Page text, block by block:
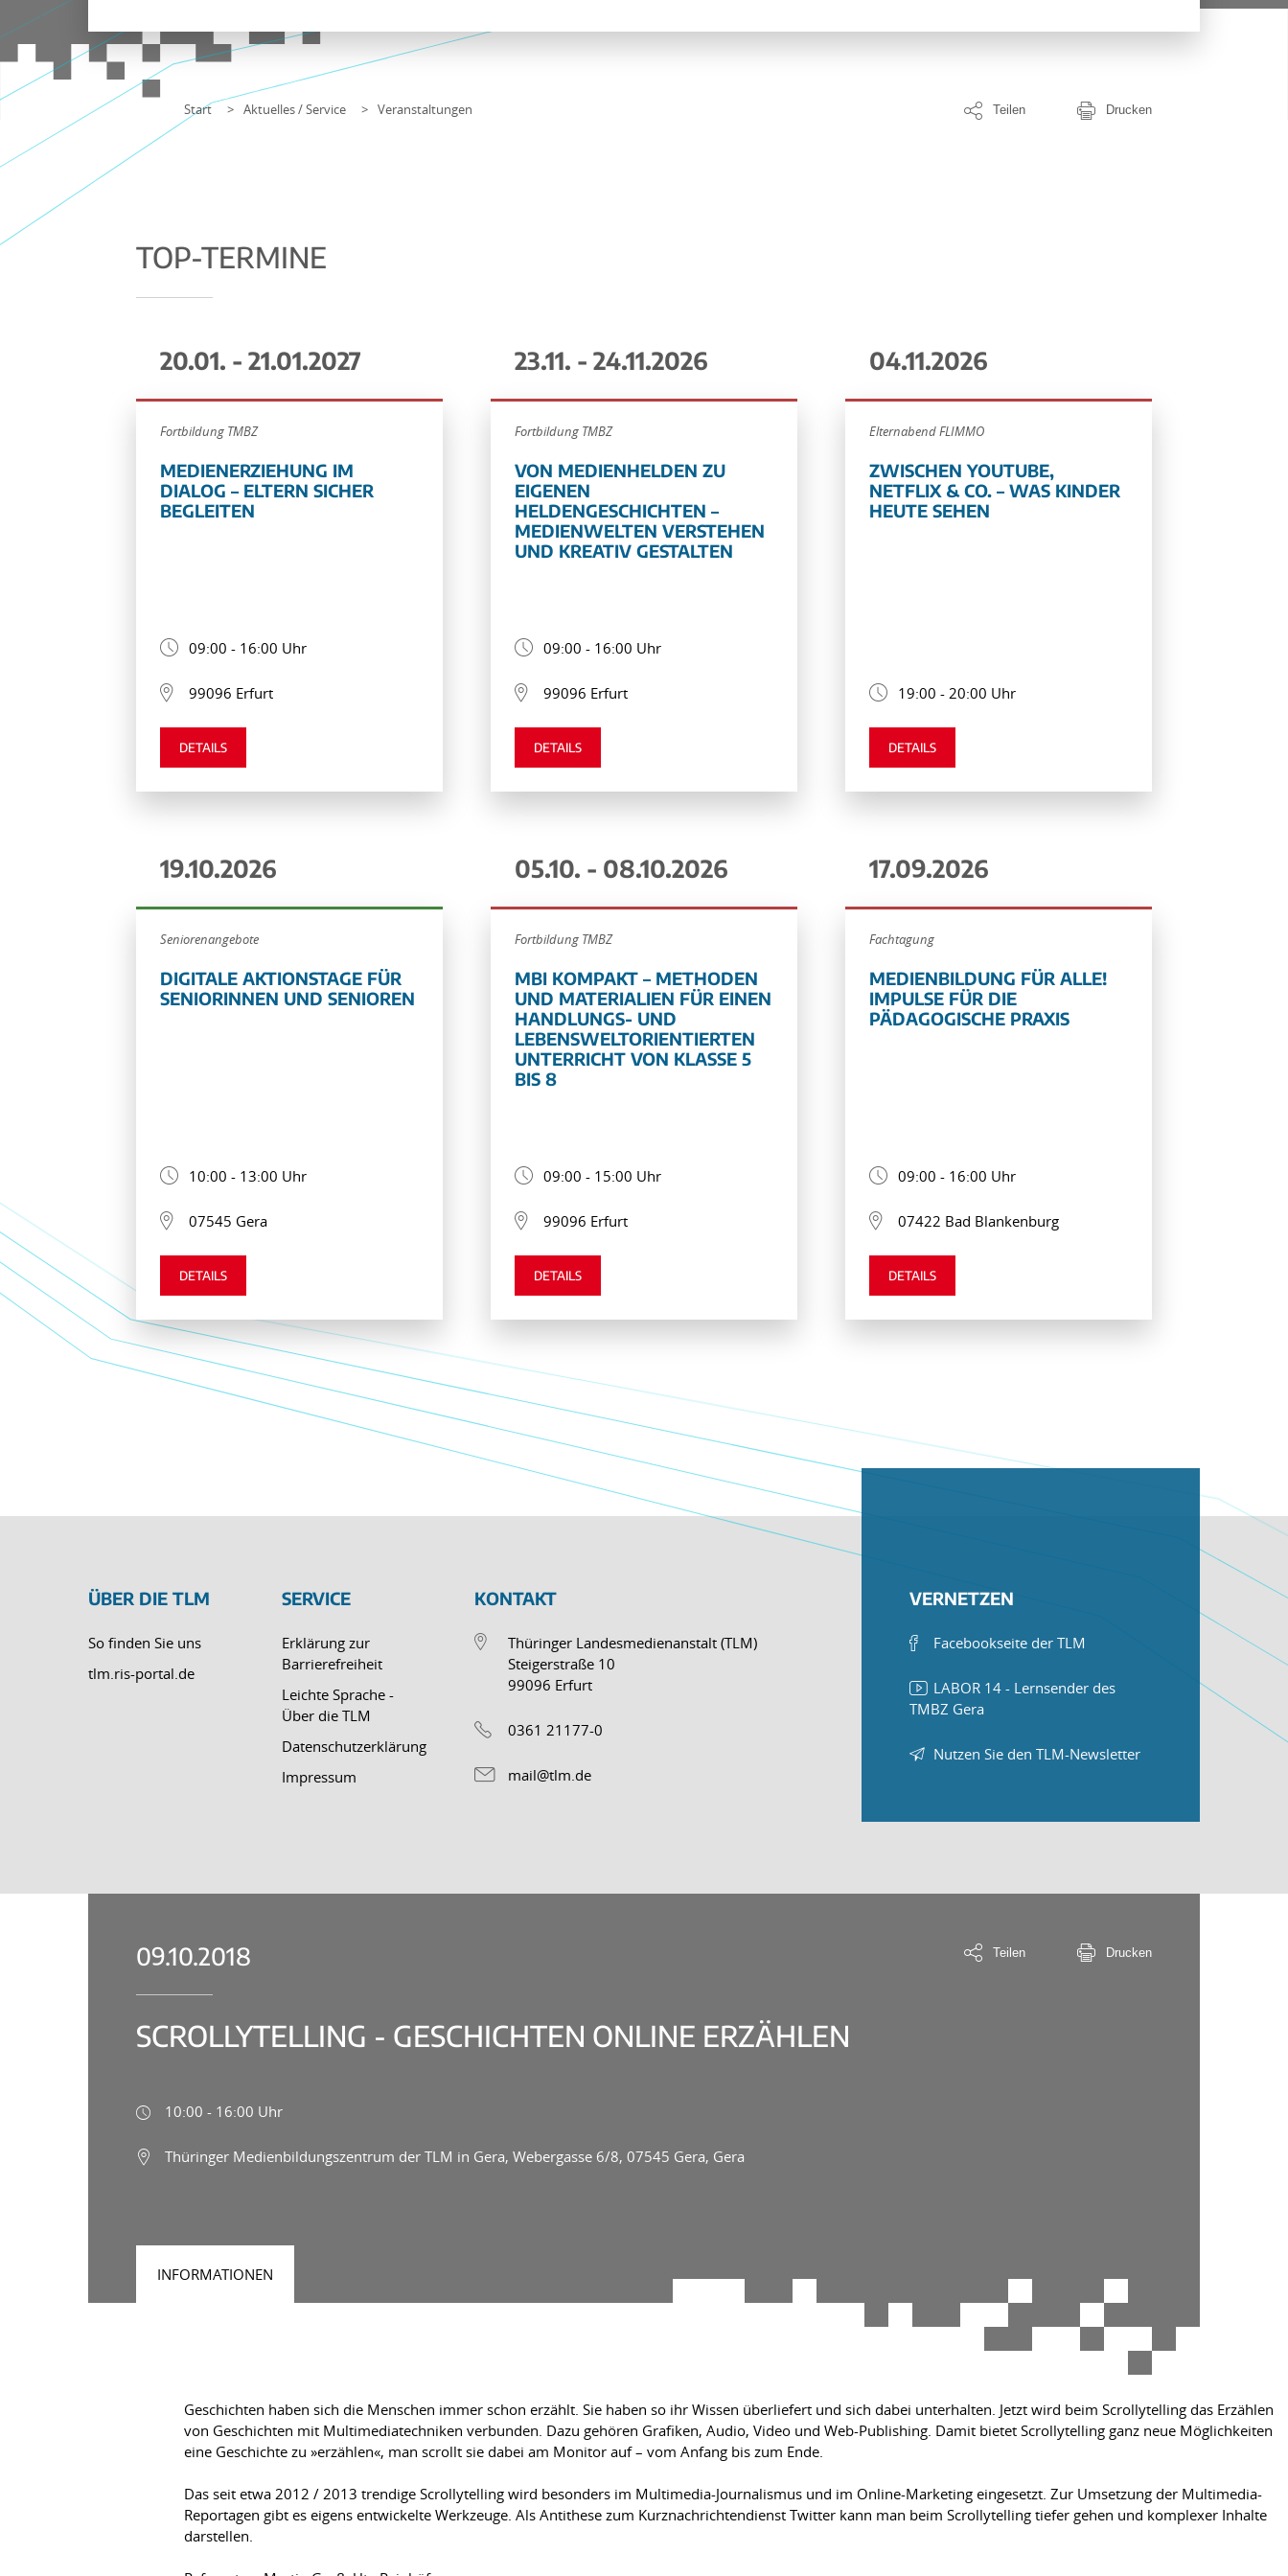
Start Aktuelles / Service Veranstaltungen Teilen Drucken
TOP-TERMINE
20.01. - 21.01.2027
Fortbildung TMBZ
MEDIENERZIEHUNG IM
DIALOG – ELTERN SICHER
BEGLEITEN
09:00 - 16:00 Uhr
99096 Erfurt
DETAILS
23.11. - 24.11.2026
Fortbildung TMBZ
VON MEDIENHELDEN ZU
EIGENEN
HELDENGESCHICHTEN –
MEDIENWELTEN VERSTEHEN
UND KREATIV GESTALTEN
09:00 - 16:00 Uhr
99096 Erfurt
DETAILS
04.11.2026
Elternabend FLIMMO
ZWISCHEN YOUTUBE,
NETFLIX & CO. – WAS KINDER
HEUTE SEHEN
19:00 - 20:00 Uhr
DETAILS
19.10.2026
Seniorenangebote
DIGITALE AKTIONSTAGE FÜR
SENIORINNEN UND SENIOREN
10:00 - 13:00 Uhr
07545 Gera
DETAILS
05.10. - 08.10.2026
Fortbildung TMBZ
MBI KOMPAKT – METHODEN
UND MATERIALIEN FÜR EINEN
HANDLUNGS- UND
LEBENSWELTORIENTIERTEN
UNTERRICHT VON KLASSE 5
BIS 8
09:00 - 15:00 Uhr
99096 Erfurt
DETAILS
17.09.2026
Fachtagung
MEDIENBILDUNG FÜR ALLE!
IMPULSE FÜR DIE
PÄDAGOGISCHE PRAXIS
09:00 - 16:00 Uhr
07422 Bad Blankenburg
DETAILS
ÜBER DIE TLM
So finden Sie uns
tlm.ris-portal.de
SERVICE
Erklärung zur
Barrierefreiheit
Leichte Sprache -
Über die TLM
Datenschutzerklärung
Impressum
KONTAKT
Thüringer Landesmedienanstalt (TLM)
Steigerstraße 10
99096 Erfurt
0361 21177-0
mail@tlm.de
VERNETZEN
Facebookseite der TLM
LABOR 14 - Lernsender des
TMBZ Gera
Nutzen Sie den TLM-Newsletter
09.10.2018 Teilen Drucken
SCROLLYTELLING - GESCHICHTEN ONLINE ERZÄHLEN
10:00 - 16:00 Uhr
Thüringer Medienbildungszentrum der TLM in Gera, Webergasse 6/8, 07545 Gera, Gera
INFORMATIONEN
Geschichten haben sich die Menschen immer schon erzählt. Sie haben so ihr Wissen überliefert und sich dabei unterhalten. Jetzt wird beim Scrollytelling das Erzählen
von Geschichten mit Multimediatechniken verbunden. Dazu gehören Grafiken, Audio, Video und Web-Publishing. Damit bietet Scrollytelling ganz neue Möglichkeiten
eine Geschichte zu »erzählen«, man scrollt sie dabei am Monitor auf – vom Anfang bis zum Ende.
Das seit etwa 2012 / 2013 trendige Scrollytelling wird besonders im Multimedia-Journalismus und im Online-Marketing eingesetzt. Zur Umsetzung der Multimedia-
Reportagen gibt es eigens entwickelte Werkzeuge. Als Antithese zum Kurznachrichtendienst Twitter kann man beim Scrollytelling tiefer gehen und komplexer Inhalte
darstellen.